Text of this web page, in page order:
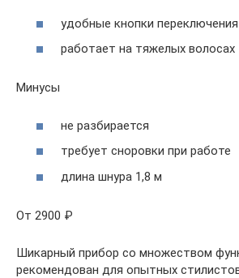
удобные кнопки переключения
работает на тяжелых волосах
Минусы
не разбирается
требует сноровки при работе
длина шнура 1,8 м
От 2900 ₽
Шикарный прибор со множеством
рекомендован для опытных